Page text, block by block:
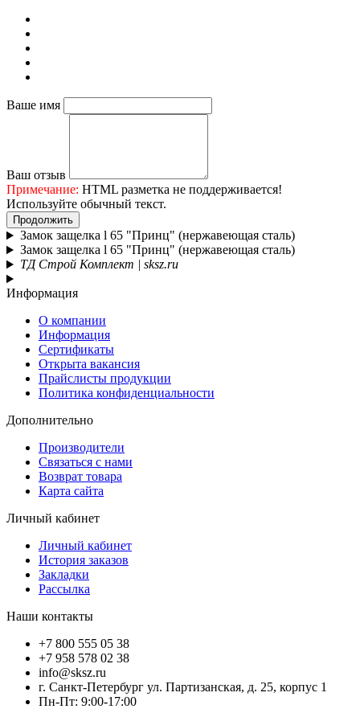
Ваше имя
Ваш отзыв
Примечание: HTML разметка не поддерживается!
Используйте обычный текст.
Продолжить
Замок защелка l 65 "Принц" (нержавеющая сталь)
Замок защелка l 65 "Принц" (нержавеющая сталь)
ТД Строй Комплект | sksz.ru
Информация
О компании
Информация
Сертификаты
Открыта вакансия
Прайслисты продукции
Политика конфиденциальности
Дополнительно
Производители
Связаться с нами
Возврат товара
Карта сайта
Личный кабинет
Личный кабинет
История заказов
Закладки
Рассылка
Наши контакты
+7 800 555 05 38
+7 958 578 02 38
info@sksz.ru
г. Санкт-Петербург ул. Партизанская, д. 25, корпус 1
Пн-Пт: 9:00-17:00